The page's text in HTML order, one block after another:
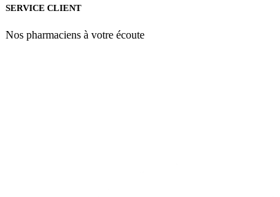
SERVICE CLIENT
Nos pharmaciens à votre écoute